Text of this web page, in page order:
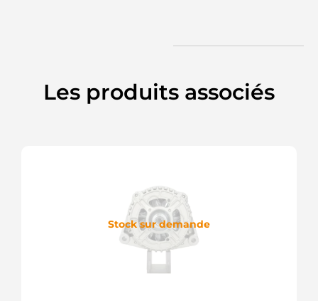
Les produits associés
Stock sur demande